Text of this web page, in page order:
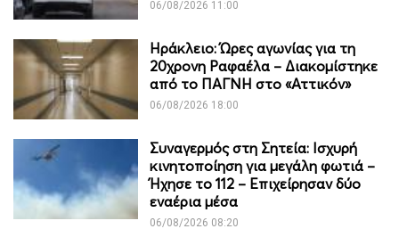
06/08/2026 11:00
Ηράκλειο: Ώρες αγωνίας για τη
20χρονη Ραφαέλα – Διακομίστηκε
από το ΠΑΓΝΗ στο «Αττικόν»
06/08/2026 18:00
Συναγερμός στη Σητεία: Ισχυρή
κινητοποίηση για μεγάλη φωτιά –
Ήχησε το 112 – Επιχείρησαν δύο
εναέρια μέσα
06/08/2026 08:20